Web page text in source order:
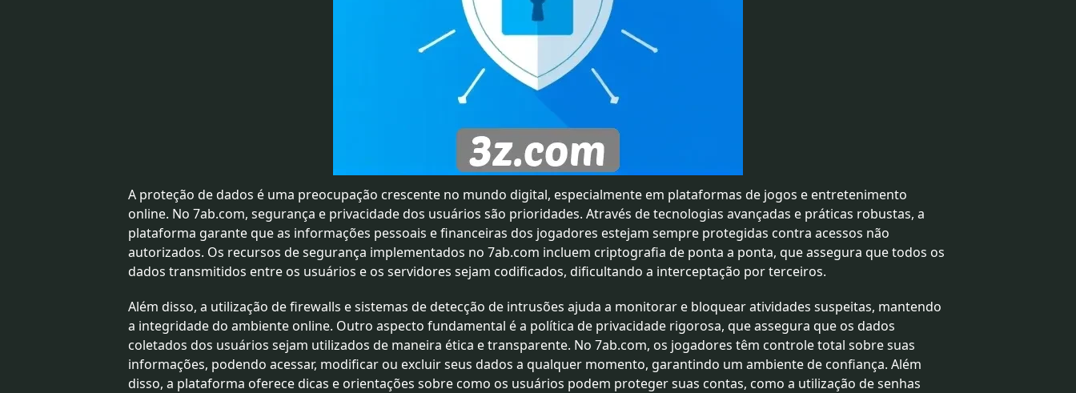
A proteção de dados é uma preocupação crescente no mundo digital, especialmente em plataformas de jogos e entretenimento
online. No 7ab.com, segurança e privacidade dos usuários são prioridades. Através de tecnologias avançadas e práticas robustas, a
plataforma garante que as informações pessoais e financeiras dos jogadores estejam sempre protegidas contra acessos não
autorizados. Os recursos de segurança implementados no 7ab.com incluem criptografia de ponta a ponta, que assegura que todos os
dados transmitidos entre os usuários e os servidores sejam codificados, dificultando a interceptação por terceiros.
Além disso, a utilização de firewalls e sistemas de detecção de intrusões ajuda a monitorar e bloquear atividades suspeitas, mantendo
a integridade do ambiente online. Outro aspecto fundamental é a política de privacidade rigorosa, que assegura que os dados
coletados dos usuários sejam utilizados de maneira ética e transparente. No 7ab.com, os jogadores têm controle total sobre suas
informações, podendo acessar, modificar ou excluir seus dados a qualquer momento, garantindo um ambiente de confiança. Além
disso, a plataforma oferece dicas e orientações sobre como os usuários podem proteger suas contas, como a utilização de senhas